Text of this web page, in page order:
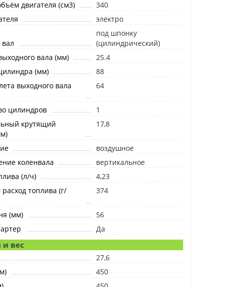
двигателя (см3)
340
электро
под шпонку
(цилиндрический)
вала (мм)
25.4
(мм)
88
выходного вала
64
цилиндров
1
крутящий
17,8
воздушное
коленвала
вертикальное
(л/ч)
4,23
топлива (г/
374
(мм)
56
Да
вес
27,6
450